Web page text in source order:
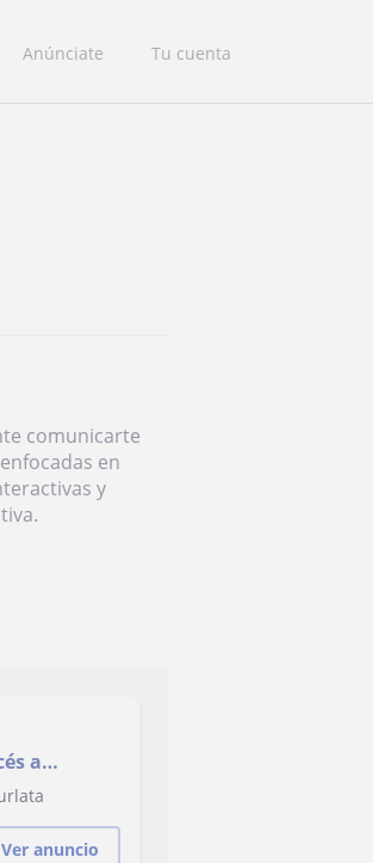
Anúnciate Tu cuenta
comunicarte
en
y
a
Ver anuncio